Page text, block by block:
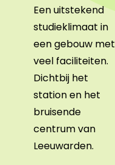
Een uitstekend
studieklimaat in
een gebouw met
veel faciliteiten.
Dichtbij het
station en het
bruisende
centrum van
Leeuwarden.